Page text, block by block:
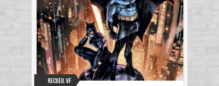
Recueil VF